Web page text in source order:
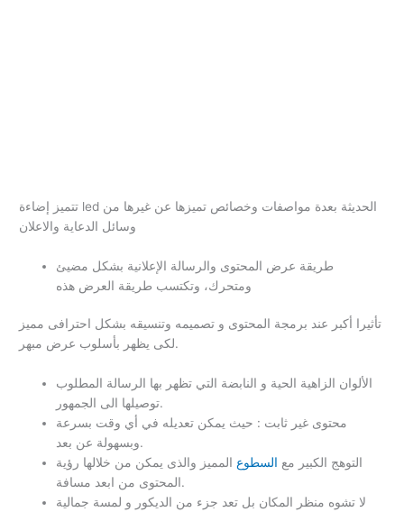
تتميز إضاءة led الحديثة بعدة مواصفات وخصائص تميزها عن غيرها من
وسائل الدعاية والاعلان
طريقة عرض المحتوى والرسالة الإعلانية بشكل مضيئ
ومتحرك، وتكتسب طريقة العرض هذه
تأثيرا أكبر عند برمجة المحتوى و تصميمه وتنسيقه بشكل احترافى مميز
لكى يظهر بأسلوب عرض مبهر.
الألوان الزاهية الحية و النابضة التي تظهر بها الرسالة المطلوب
توصيلها الى الجمهور.
محتوى غير ثابت : حيث يمكن تعديله في أي وقت بسرعة
وبسهولة عن بعد.
التوهج الكبير مع السطوع المميز والذى يمكن من خلالها رؤية
المحتوى من ابعد مسافة.
لا تشوه منظر المكان بل تعد جزء من الديكور و لمسة جمالية